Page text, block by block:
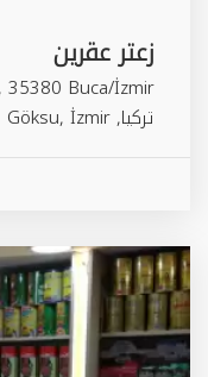
زعتر عقرين
تركيا,
Göksu, İzmir